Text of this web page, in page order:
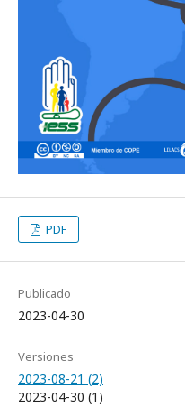
PDF
Publicado
2023-04-30
Versiones
2023-08-21 (2)
2023-04-30 (1)